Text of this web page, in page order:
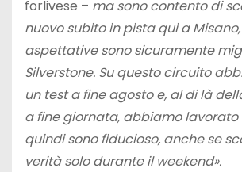
forlivese – ma sono contento di
nuovo subito in pista qui a
aspettative sono sicuramente
Silverstone. Su questo circuito
un test a fine agosto e, al di là
a fine giornata, abbiamo lavorato
quindi sono fiducioso, anche se
verità solo durante il weekend».